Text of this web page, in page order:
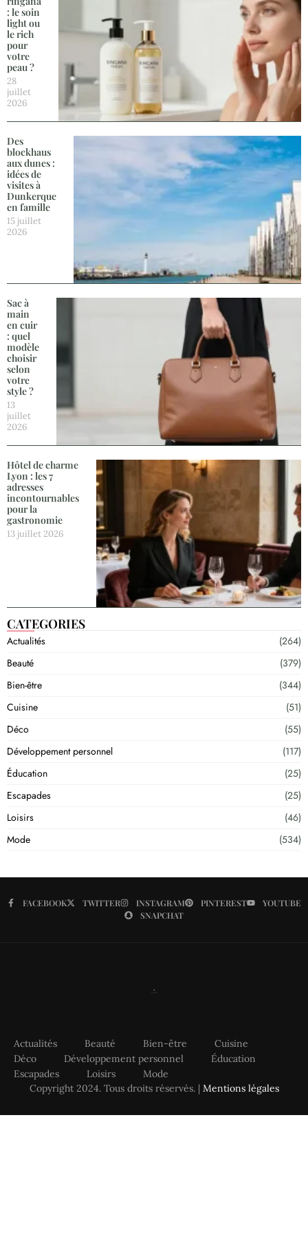
: le soin
light ou
le rich
pour
votre
peau ?
28
juillet
2026
Des
blockhaus
aux dunes :
idées de
visites à
Dunkerque
en famille
15 juillet
2026
Sac à
main
en cuir
: quel
modèle
choisir
selon
votre
style ?
13
juillet
2026
Hôtel de charme
Lyon : les 7
adresses
incontournables
pour la
gastronomie
13 juillet 2026
CATEGORIES
Actualités
(264)
Beauté
(379)
Bien-être
(344)
Cuisine
(51)
Déco
(55)
Développement personnel
(117)
Éducation
(25)
Escapades
(25)
Loisirs
(46)
Mode
(534)
FACEBOOK TWITTER INSTAGRAM PINTEREST
YOUTUBE
SNAPCHAT
Actualités Beauté Bien-être
Cuisine
Déco
Développement personnel
Éducation
Escapades
Loisirs
Mode
Copyright 2024. Tous droits réservés. | Mentions légales